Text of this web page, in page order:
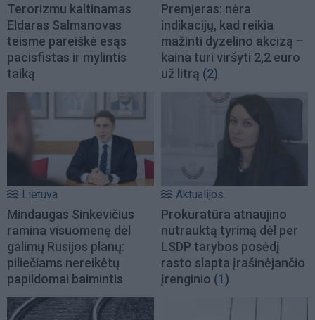
Terorizmu kaltinamas
Eldaras Salmanovas
teisme pareiškė esąs
pacisfistas ir mylintis
taiką
Premjeras: nėra
indikacijų, kad reikia
mažinti dyzelino akcizą –
kaina turi viršyti 2,2 euro
už litrą (2)
Lietuva
Mindaugas Sinkevičius
ramina visuomenę dėl
galimų Rusijos planų:
piliečiams nereikėtų
papildomai baimintis
Aktualijos
Prokuratūra atnaujino
nutrauktą tyrimą dėl per
LSDP tarybos posėdį
rasto slapta įrašinėjančio
įrenginio (1)